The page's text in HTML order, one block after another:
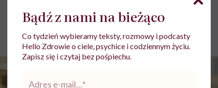
Aleksandra Tchórzewska
Aktualizacja:29.03.2024 14:50
Bądź z nami na bieżąco
Co tydzień wybieramy teksty, rozmowy i podcasty
Hello Zdrowie o ciele, psychice i codziennym życiu.
Zapisz się i czytaj bez pośpiechu.